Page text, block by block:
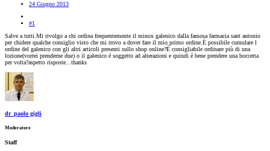
24 Giugno 2013
#1
Salve a tutti.Mi rivolgo a chi ordina frequentemente il minox galenico dalla famosa farmacia sant antonio
per chidere qualche consiglio visto che mi trovo a dover fare il mio primo ordine.É possibile cumulare l
ordine del galenico con gli altri articoli presenti sullo shop online?È consigliabile ordinare più di una
lozione(vorrei prenderne due) o il galenico é soggetto ad alterazioni e quindi é bene prendere una boccetta
per volta?aspetto risposte...thanks
dr_paolo gigli
Moderatore
Staff